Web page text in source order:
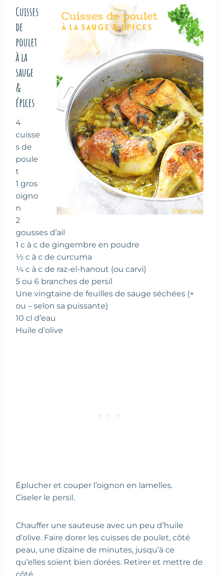
Cuisses
de
poulet
à la
sauge
&
épices
4
cuisse
s de
poule
t
1 gros
oigno
n
2
gousses d’ail
1 c à c de gingembre en poudre
½ c à c de curcuma
¼ c à c de raz-el-hanout (ou carvi)
5 ou 6 branches de persil
Une vingtaine de feuilles de sauge séchées (+
ou – selon sa puissante)
10 cl d’eau
Huile d’olive
Éplucher et couper l’oignon en lamelles.
Ciseler le persil.
Chauffer une sauteuse avec un peu d’huile
d’olive. Faire dorer les cuisses de poulet, côté
peau, une dizaine de minutes, jusqu’à ce
qu’elles soient bien dorées. Retirer et mettre de